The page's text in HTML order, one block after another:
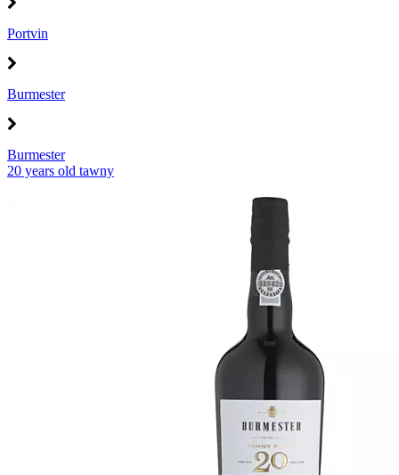
Portvin
Burmester
Burmester
20 years old tawny